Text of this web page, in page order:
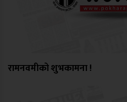
रामनवमीको शुभकामना !